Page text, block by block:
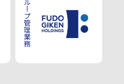
グループ管理業務